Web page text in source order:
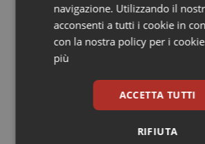
Tumore al seno
Tumore ovarico
Tumori del Polmone & Testa
Potrebbe
Provincia
Bolzano
Cresce la ricerca in
nel 2025 condotti 1.530
navigazione. Utilizzando il
acconsenti a tutti i cookie in
con la nostra policy per i
più
ACCETTA TUTTI
RIFIUTA